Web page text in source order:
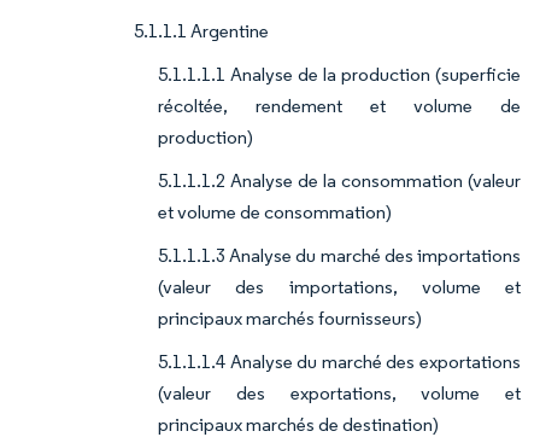
5.1.1.1 Argentine
5.1.1.1.1 Analyse de la production (superficie
récoltée, rendement et volume de
production)
5.1.1.1.2 Analyse de la consommation (valeur
et volume de consommation)
5.1.1.1.3 Analyse du marché des importations
(valeur des importations, volume et
principaux marchés fournisseurs)
5.1.1.1.4 Analyse du marché des exportations
(valeur des exportations, volume et
principaux marchés de destination)